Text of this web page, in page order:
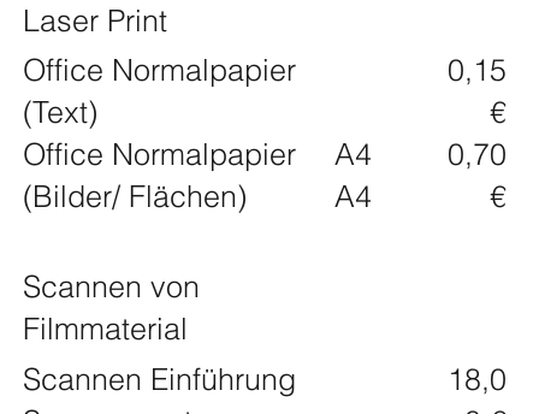
Laser Print
Office Normalpapier
(Text)
Office Normalpapier
(Bilder/ Flächen)
0,15
€
0,70
€
A4
A4
Scannen von
Filmmaterial
Scannen Einführung
18,0